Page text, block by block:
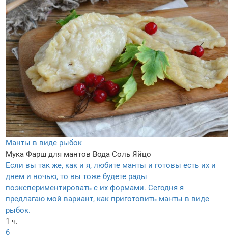
Манты в виде рыбок
Мука Фарш для мантов Вода Соль Яйцо
Если вы так же, как и я, любите манты и готовы есть их и
днем и ночью, то вы тоже будете рады
поэкспериментировать с их формами. Сегодня я
предлагаю мой вариант, как приготовить манты в виде
рыбок.
1 ч.
6